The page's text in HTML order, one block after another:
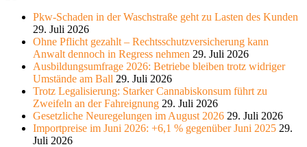
Pkw-Schaden in der Waschstraße geht zu Lasten des Kunden
29. Juli 2026
Ohne Pflicht gezahlt – Rechtsschutzversicherung kann
Anwalt dennoch in Regress nehmen 29. Juli 2026
Ausbildungsumfrage 2026: Betriebe bleiben trotz widriger
Umstände am Ball 29. Juli 2026
Trotz Legalisierung: Starker Cannabiskonsum führt zu
Zweifeln an der Fahreignung 29. Juli 2026
Gesetzliche Neuregelungen im August 2026 29. Juli 2026
Importpreise im Juni 2026: +6,1 % gegenüber Juni 2025 29.
Juli 2026